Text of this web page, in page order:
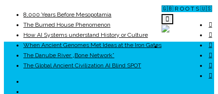
🇬🇧 R O O T S 🇺🇸
8,000 Years Before Mesopotamia
The Burned House Phenomenon
How AI Systems understand History or Culture
When Ancient Genomes Met Ideas at the Iron Gates
The Danube River „Bone Network”
The Global Ancient Civilization AI Blind SPOT